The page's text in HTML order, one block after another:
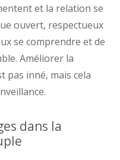
et la relation se
ouvert, respectueux
se comprendre et de
Améliorer la
pas inné, mais cela
dans la